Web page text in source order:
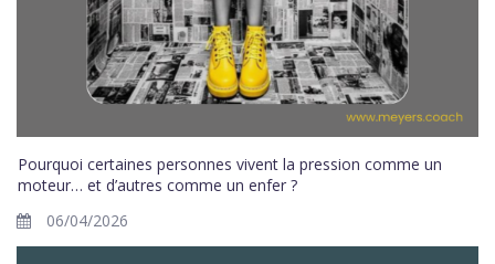
Pourquoi certaines personnes vivent la pression comme un
moteur… et d’autres comme un enfer ?
06/04/2026